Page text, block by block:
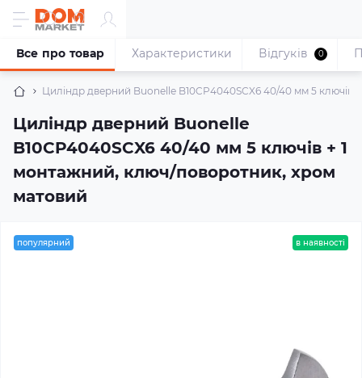
Циліндр дверний Buonellе B10CP4040SCX6 40/40 мм 5
Циліндр дверний Buonellе
B10CP4040SCX6 40/40 мм 5 ключів + 1
монтажний, ключ/поворотник, хром
матовий
Все про товар Характеристики Відгуків 0
популярний в наявності